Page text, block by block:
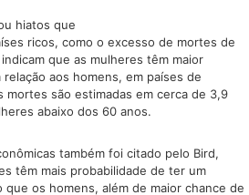
hiatos que
ricos, como o excesso de mortes de
que as mulheres têm maior
aos homens, em países de
mortes são estimadas em cerca de 3,9
abaixo dos 60 anos.
também foi citado pelo Bird,
têm mais probabilidade de ter um
os homens, além de maior chance de